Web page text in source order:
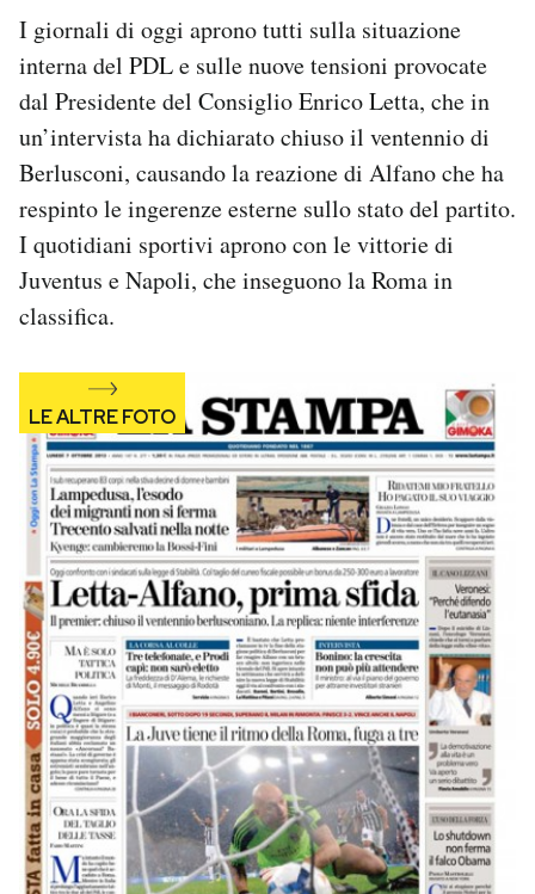
CALENDARIO
AREA PERSONALE
Area Personale
Newsletter
Regala il Post
Hai bisogno di aiuto?
Esci
I giornali di oggi aprono tutti sulla situazione
interna del PDL e sulle nuove tensioni provocate
dal Presidente del Consiglio Enrico Letta, che in
un’intervista ha dichiarato chiuso il ventennio di
Berlusconi, causando la reazione di Alfano che ha
respinto le ingerenze esterne sullo stato del partito.
I quotidiani sportivi aprono con le vittorie di
Juventus e Napoli, che inseguono la Roma in
classifica.